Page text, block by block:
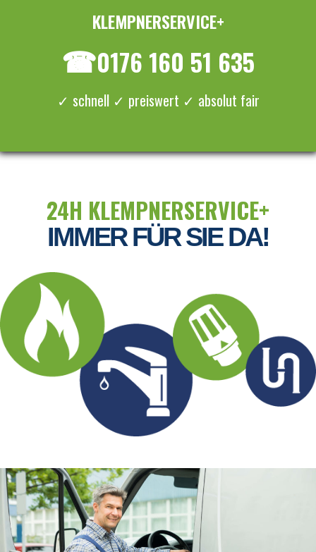
KLEMPNERSERVICE+
☎0176 160 51 635
✓ schnell ✓ preiswert ✓ absolut fair
24H KLEMPNERSERVICE+
IMMER FÜR SIE DA!